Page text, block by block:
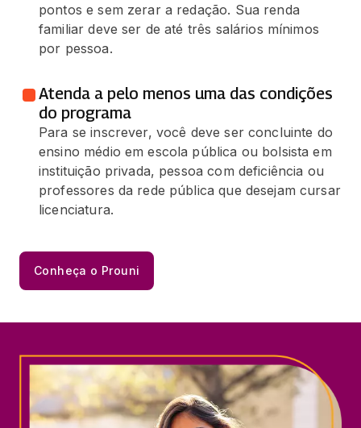
pontos e sem zerar a redação. Sua renda
familiar deve ser de até três salários mínimos
por pessoa.
Atenda a pelo menos uma das condições
do programa
Para se inscrever, você deve ser concluinte do
ensino médio em escola pública ou bolsista em
instituição privada, pessoa com deficiência ou
professores da rede pública que desejam cursar
licenciatura.
Conheça o Prouni